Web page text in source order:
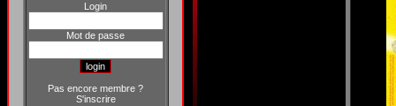
Login
Mot de passe
Pas encore membre ?
S'inscrire